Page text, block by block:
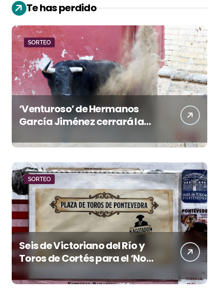
Te has perdido
SORTEO
‘Venturoso’ de Hermanos
García Jiménez cerrará la
SORTEO
Seis de Victoriano del Río y
Toros de Cortés para el ‘No
Hay Localidades’ de esta
tarde en Pontevedra